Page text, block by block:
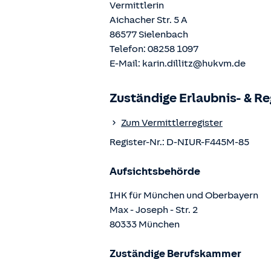
Vermittlerin
Aichacher Str. 5 A
86577Sielenbach
Telefon: 08258 1097
E-Mail: karin.dillitz@hukvm.de
Zuständige Erlaubnis- &
Zum Vermittlerregister
Register-Nr.: D-NIUR-F445M-85
Aufsichtsbehörde
IHK für München und Oberbayern
Max - Joseph - Str. 2
80333 München
Zuständige Berufskammer